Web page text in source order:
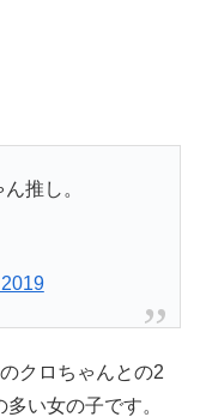
推し。
クロちゃんとの2
い女の子です。